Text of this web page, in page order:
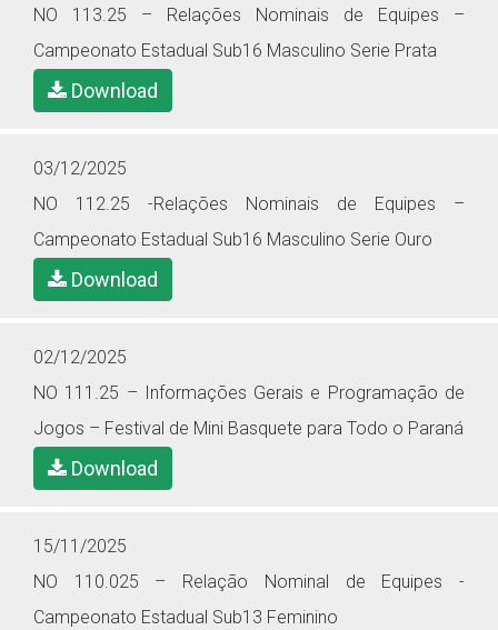
NO 113.25 – Relações Nominais de Equipes –
Campeonato Estadual Sub16 Masculino Serie Prata
Download
03/12/2025
NO 112.25 -Relações Nominais de Equipes –
Campeonato Estadual Sub16 Masculino Serie Ouro
Download
02/12/2025
NO 111.25 – Informações Gerais e Programação de
Jogos – Festival de Mini Basquete para Todo o Paraná
Download
15/11/2025
NO 110.025 – Relação Nominal de Equipes -
Campeonato Estadual Sub13 Feminino